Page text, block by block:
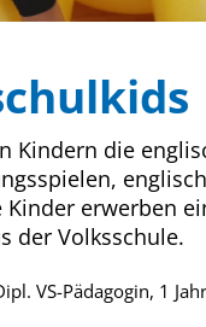
Kindern die
erwerben
der Volksschule.
VS-Pädagogin, 1